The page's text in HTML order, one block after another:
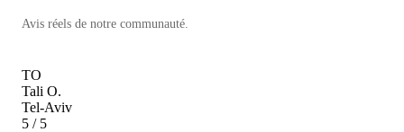
Avis réels de notre communauté.
TO
Tali O.
Tel-Aviv
5 / 5